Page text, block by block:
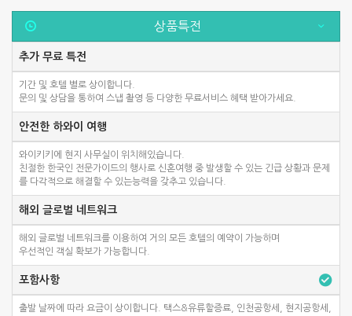
상품특전
추가 무료 특전
기간 및 호텔 별로 상이합니다.
문의 및 상담을 통하여 스냅 촬영 등 다양한 무료서비스 혜택 받아가세요.
안전한 하와이 여행
와이키키에 현지 사무실이 위치해있습니다.
친절한 한국인 전문가이드의 행사로 신혼여행 중 발생할 수 있는 긴급 상황과 문제
를 다각적으로 해결할 수 있는능력을 갖추고 있습니다.
해외 글로벌 네트워크
해외 글로벌 네트워크를 이용하여 거의 모든 호텔의 예약이 가능하며
우선적인 객실 확보가 가능합니다.
포함사항
출발 날짜에 따라 요금이 상이합니다. 택스&유류할증료, 인천공항세, 현지공항세,